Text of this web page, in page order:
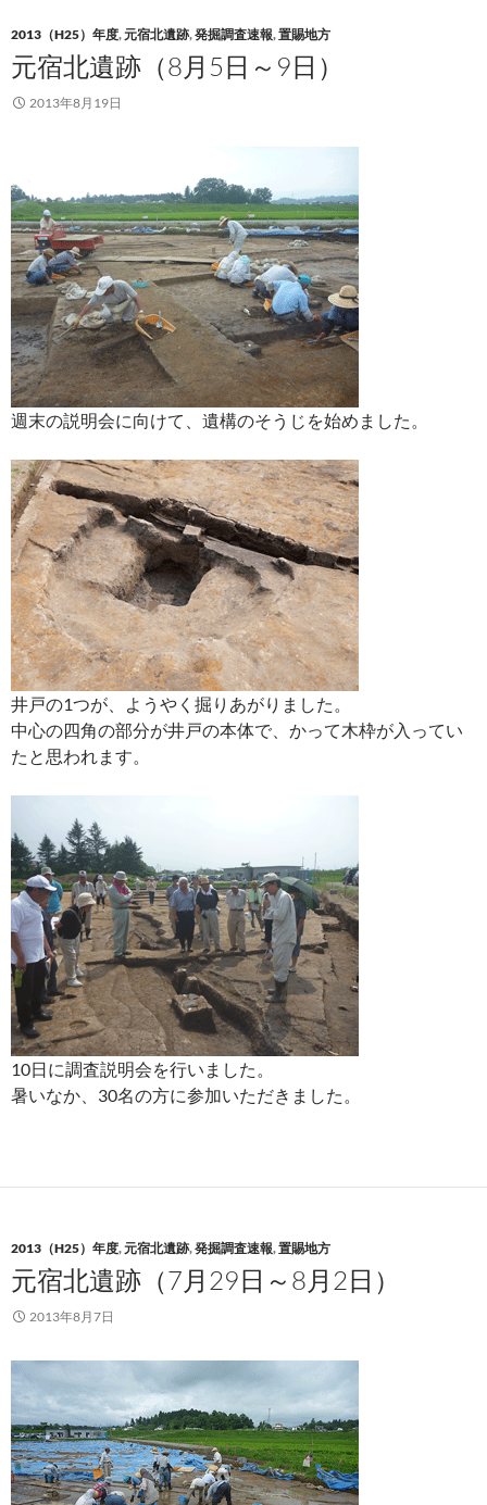
2013（H25）年度,元宿北遺跡,発掘調査速報,置賜地方
元宿北遺跡（8月5日～9日）
2013年8月19日
週末の説明会に向けて、遺構のそうじを始めました。
井戸の1つが、ようやく掘りあがりました。
中心の四角の部分が井戸の本体で、かって木枠が入ってい
たと思われます。
10日に調査説明会を行いました。
暑いなか、30名の方に参加いただきました。
2013（H25）年度,元宿北遺跡,発掘調査速報,置賜地方
元宿北遺跡（7月29日～8月2日）
2013年8月7日